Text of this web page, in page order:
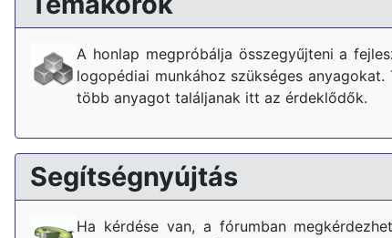
A honlap megpróbálja összegyűjteni a
logopédiai munkához szükséges
több anyagot találjanak itt az érdeklődők.
Segítségnyújtás
Ha kérdése van, a fórumban